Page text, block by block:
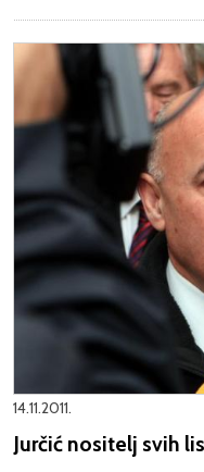
14.11.2011.
Jurčić nositelj svih